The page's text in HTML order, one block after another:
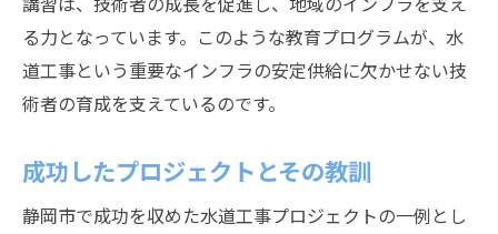
る力となっています。このような教育プログラムが、水
道工事という重要なインフラの安定供給に欠かせない技
術者の育成を支えているのです。
成功したプロジェクトとその教訓
静岡市で成功を収めた水道工事プロジェクトの一例とし